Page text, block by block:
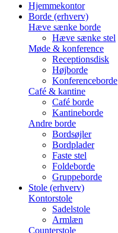
Hjemmekontor
Borde (erhverv)
Hæve sænke borde
Hæve sænke stel
Møde & konference
Receptionsdisk
Højborde
Konferenceborde
Café & kantine
Café borde
Kantineborde
Andre borde
Bordsøjler
Bordplader
Faste stel
Foldeborde
Gruppeborde
Stole (erhverv)
Kontorstole
Sadelstole
Armlæn
Counterstole